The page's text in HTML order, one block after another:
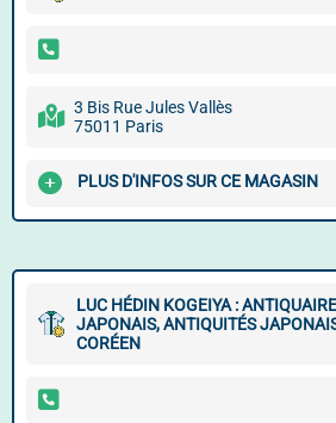
3 Bis Rue Jules Vallès
75011 Paris
PLUS D'INFOS SUR CE MAGASIN
LUC HÉDIN KOGEIYA :
JAPONAIS, ANTIQUITÉS
CORÉEN